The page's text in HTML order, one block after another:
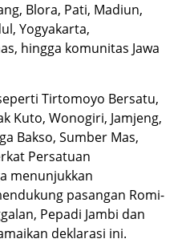
Blora, Pati, Madiun,
Yogyakarta,
hingga komunitas Jawa
Tirtomoyo Bersatu,
Kuto, Wonogiri, Jamjeng,
Bakso, Sumber Mas,
Persatuan
menunjukkan
pasangan Romi-
Pepadi Jambi dan
deklarasi ini.